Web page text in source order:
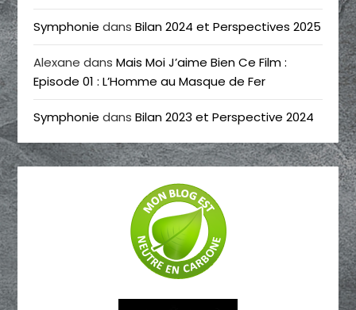
Symphonie dansBilan 2024 et Perspectives 2025
Alexane dansMais Moi J’aime Bien Ce Film :
Episode 01 : L’Homme au Masque de Fer
Symphonie dansBilan 2023 et Perspective 2024